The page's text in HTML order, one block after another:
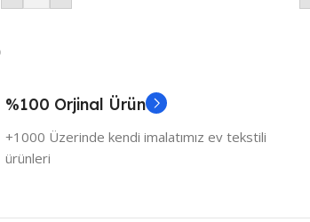
%100 Orjinal Ürün
+1000 Üzerinde kendi imalatımız ev tekstili
ürünleri